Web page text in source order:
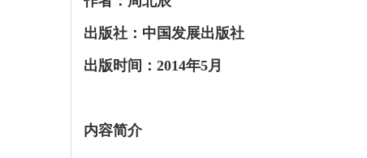
出版社：中国发展出版社
出版时间：2014年5月
内容简介